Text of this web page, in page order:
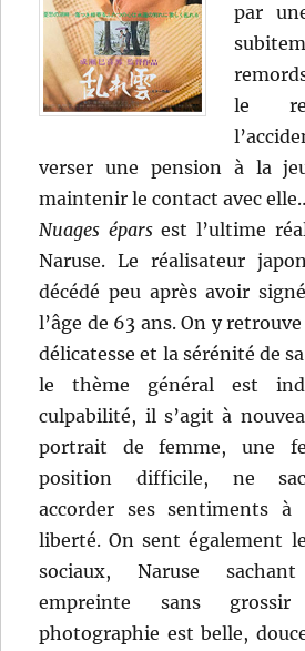
par
le
verser une pension à la
maintenir le contact avec
Nuages éparsest l’ultime
Naruse. Le réalisateur
décédé peu après avoir
l’âge de 63 ans. On y
délicatesse et la sérénité de
le thème général est
culpabilité, il s’agit à
portrait de femme, une
position difficile, ne
accorder ses sentiments à
liberté. On sent également
sociaux, Naruse
empreinte sans
photographie est belle,